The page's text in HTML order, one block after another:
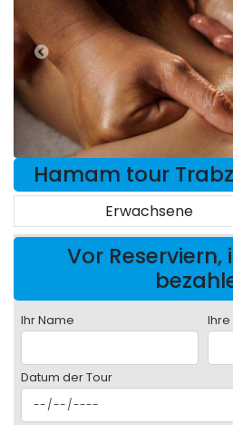
Hamam tour
Erwachsene
Vor Reserviern,
Ihr Name Ihre
Datum der Tour